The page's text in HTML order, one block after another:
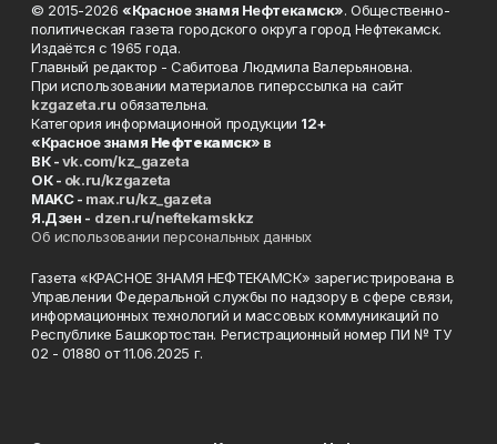
© 2015-2026 «Красное знамя Нефтекамск». Общественно-
политическая газета городского округа город Нефтекамск.
Издаётся с 1965 года.
Главный редактор - Сабитова Людмила Валерьяновна.
При использовании материалов гиперссылка на сайт
kzgazeta.ru обязательна.
Категория информационной продукции 12+
«Красное знамя Нефтекамск» в
ВК -vk.com/kz_gazeta
ОК - ok.ru/kzgazeta
MAKC - max.ru/kz_gazeta
Я.Дзен - dzen.ru/neftekamskkz
Об использовании персональных данных
Газета «КРАСНОЕ ЗНАМЯ НЕФТЕКАМСК» зарегистрирована в
Управлении Федеральной службы по надзору в сфере связи,
информационных технологий и массовых коммуникаций по
Республике Башкортостан. Регистрационный номер ПИ № ТУ
02 - 01880 от 11.06.2025 г.